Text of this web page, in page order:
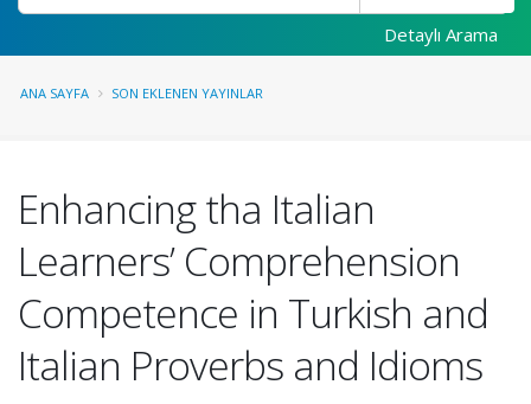
Detaylı Arama
ANA SAYFA SON EKLENEN YAYINLAR
Enhancing tha Italian
Learners’ Comprehension
Competence in Turkish and
Italian Proverbs and Idioms